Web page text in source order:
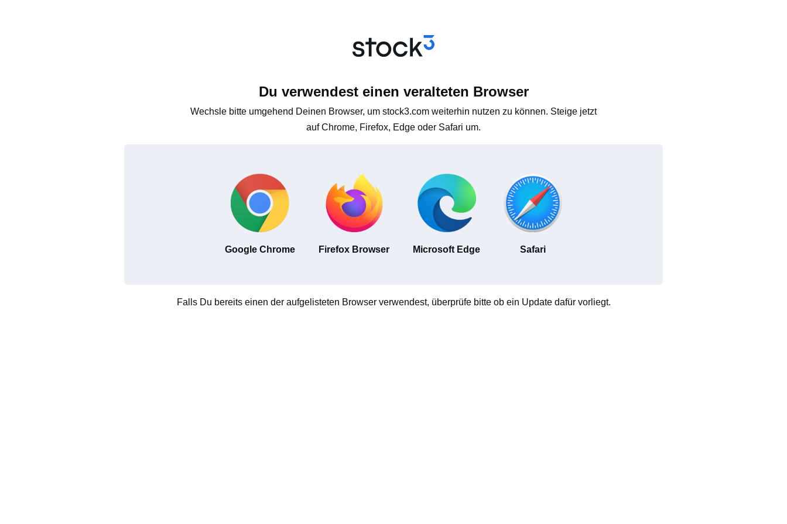
Du verwendest einen veralteten Browser
Wechsle bitte umgehend Deinen Browser, um stock3.com weiterhin nutzen zu können. Steige jetzt
auf Chrome, Firefox, Edge oder Safari um.
Google Chrome Firefox Browser Microsoft Edge Safari
Falls Du bereits einen der aufgelisteten Browser verwendest, überprüfe bitte ob ein Update dafür vorliegt.